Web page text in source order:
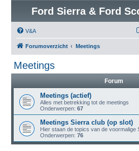
Ford Sierra & Ford
V&A
Forumoverzicht Meetings
Meetings
Forum
Meetings (actief)
Alles met betrekking tot de meetings
Onderwerpen: 67
Meetings Sierra club (op slot)
Hier staan de topics van de voormalige
Onderwerpen: 76